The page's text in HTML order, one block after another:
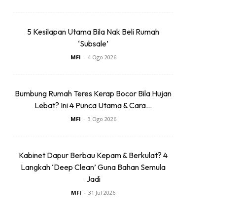
5 Kesilapan Utama Bila Nak Beli Rumah
‘Subsale’
MFI - 4 Ogo 2026
Bumbung Rumah Teres Kerap Bocor Bila Hujan
Lebat? Ini 4 Punca Utama & Cara...
MFI - 3 Ogo 2026
Kabinet Dapur Berbau Kepam & Berkulat? 4
Langkah ‘Deep Clean’ Guna Bahan Semula
Jadi
MFI - 31 Jul 2026